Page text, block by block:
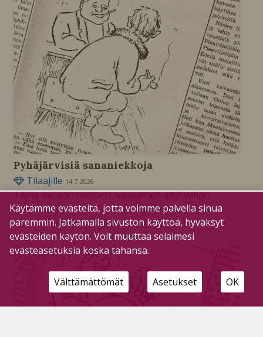
Pyhäjärvisiä sananiekkoja
Tilaajille 14.7.2026
Tämä meidän tohtori Ovaskainen äityi vallan
kalevalaiseksi runoilijaksi – eipä olisi uskonut
minkälaisia kykyjä miehestä löytyy.
Käytämme evästeitä, jotta voimme palvella sinua
paremmin. Jatkamalla sivuston käyttöä, hyväksyt
evästeiden käytön. Voit muuttaa selaimesi
evästeasetuksia koska tahansa.
Välttämättömät Asetukset OK